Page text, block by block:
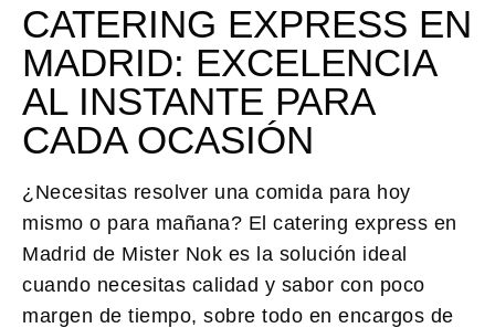
CATERING EXPRESS EN
MADRID: EXCELENCIA
AL INSTANTE PARA
CADA OCASIÓN
¿Necesitas resolver una comida para hoy
mismo o para mañana? El catering express en
Madrid de Mister Nok es la solución ideal
cuando necesitas calidad y sabor con poco
margen de tiempo, sobre todo en encargos de